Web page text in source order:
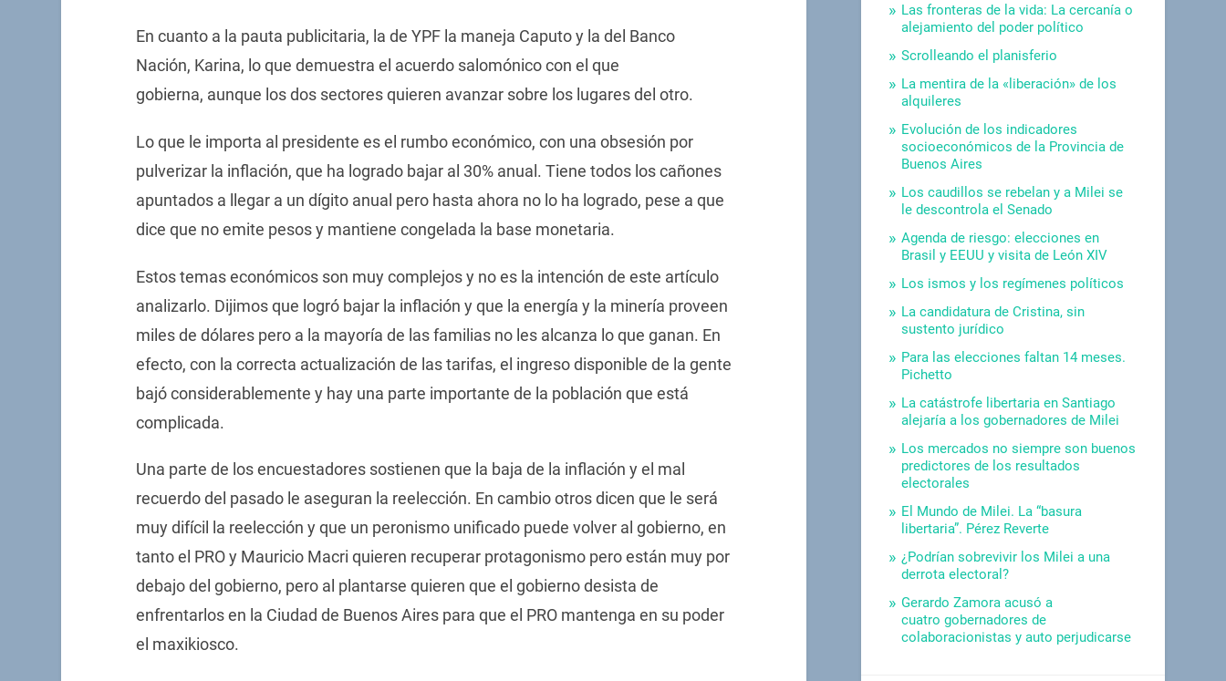
En cuanto a la pauta publicitaria, la de YPF la maneja Caputo y la del Banco
Nación, Karina, lo que demuestra el acuerdo salomónico con el que
gobierna, aunque los dos sectores quieren avanzar sobre los lugares del otro.
Lo que le importa al presidente es el rumbo económico, con una obsesión por
pulverizar la inflación, que ha logrado bajar al 30% anual. Tiene todos los cañones
apuntados a llegar a un dígito anual pero hasta ahora no lo ha logrado, pese a que
dice que no emite pesos y mantiene congelada la base monetaria.
Estos temas económicos son muy complejos y no es la intención de este artículo
analizarlo. Dijimos que logró bajar la inflación y que la energía y la minería proveen
miles de dólares pero a la mayoría de las familias no les alcanza lo que ganan. En
efecto, con la correcta actualización de las tarifas, el ingreso disponible de la gente
bajó considerablemente y hay una parte importante de la población que está
complicada.
Una parte de los encuestadores sostienen que la baja de la inflación y el mal
recuerdo del pasado le aseguran la reelección. En cambio otros dicen que le será
muy difícil la reelección y que un peronismo unificado puede volver al gobierno, en
tanto el PRO y Mauricio Macri quieren recuperar protagonismo pero están muy por
debajo del gobierno, pero al plantarse quieren que el gobierno desista de
enfrentarlos en la Ciudad de Buenos Aires para que el PRO mantenga en su poder
el maxikiosco.
Las fronteras de la vida: La cercanía o
alejamiento del poder político
Scrolleando el planisferio
La mentira de la «liberación» de los
alquileres
Evolución de los indicadores
socioeconómicos de la Provincia de
Buenos Aires
Los caudillos se rebelan y a Milei se
le descontrola el Senado
Agenda de riesgo: elecciones en
Brasil y EEUU y visita de León XIV
Los ismos y los regímenes políticos
La candidatura de Cristina, sin
sustento jurídico
Para las elecciones faltan 14 meses.
Pichetto
La catástrofe libertaria en Santiago
alejaría a los gobernadores de Milei
Los mercados no siempre son buenos
predictores de los resultados
electorales
El Mundo de Milei. La “basura
libertaria”. Pérez Reverte
¿Podrían sobrevivir los Milei a una
derrota electoral?
Gerardo Zamora acusó a
cuatro gobernadores de
colaboracionistas y auto perjudicarse